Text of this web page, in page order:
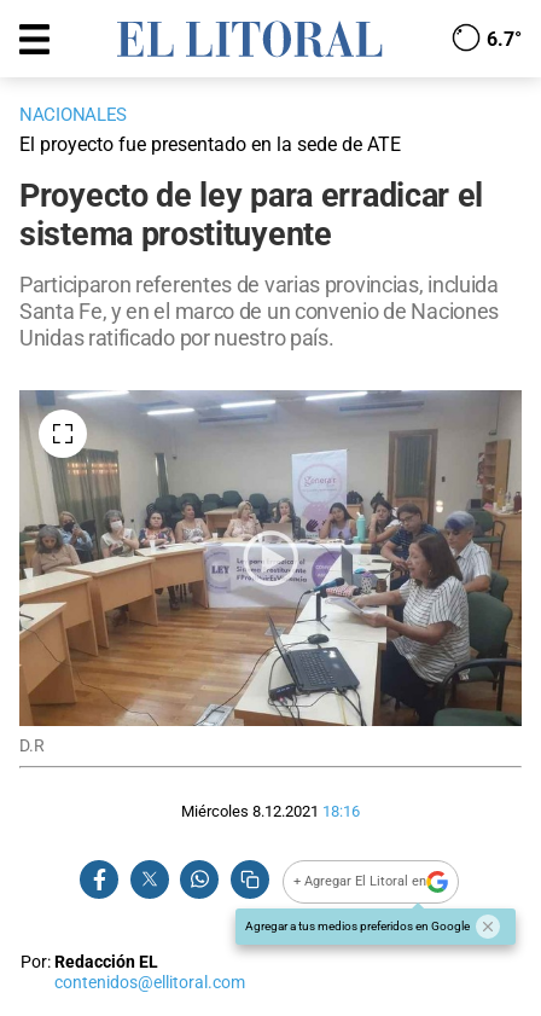
6.7°
NACIONALES
El proyecto fue presentado en la sede de ATE
Proyecto de ley para erradicar el
sistema prostituyente
Participaron referentes de varias provincias, incluida
Santa Fe, y en el marco de un convenio de Naciones
Unidas ratificado por nuestro país.
D.R
Miércoles 8.12.2021 18:16
+ Agregar El Litoral en
Agregar a tus medios preferidos en Google
Por:Redacción EL
contenidos@ellitoral.com